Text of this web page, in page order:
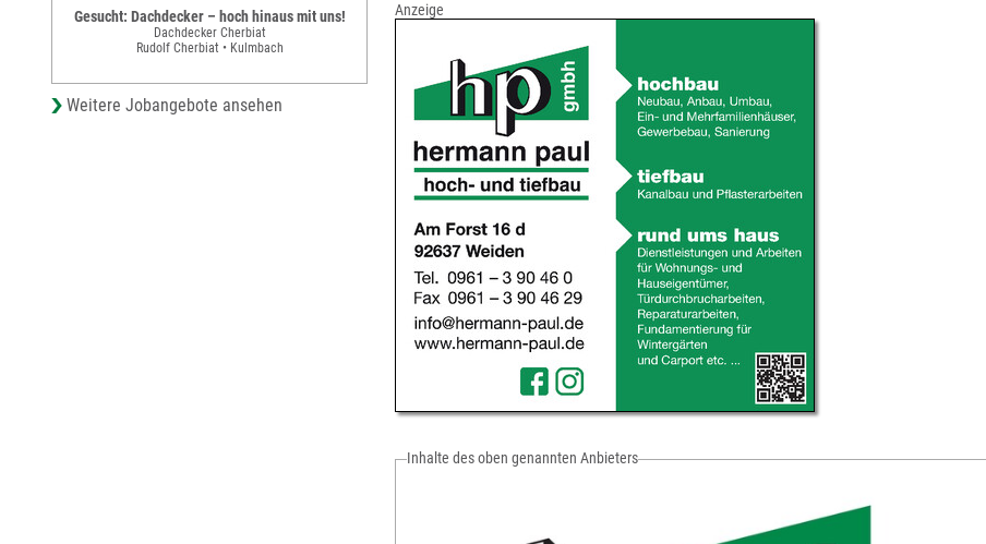
Anzeige
Inhalte des oben genannten Anbieters
Gesucht: Dachdecker – hoch hinaus mit uns!
Dachdecker Cherbiat
Rudolf Cherbiat • Kulmbach
Weitere Jobangebote ansehen